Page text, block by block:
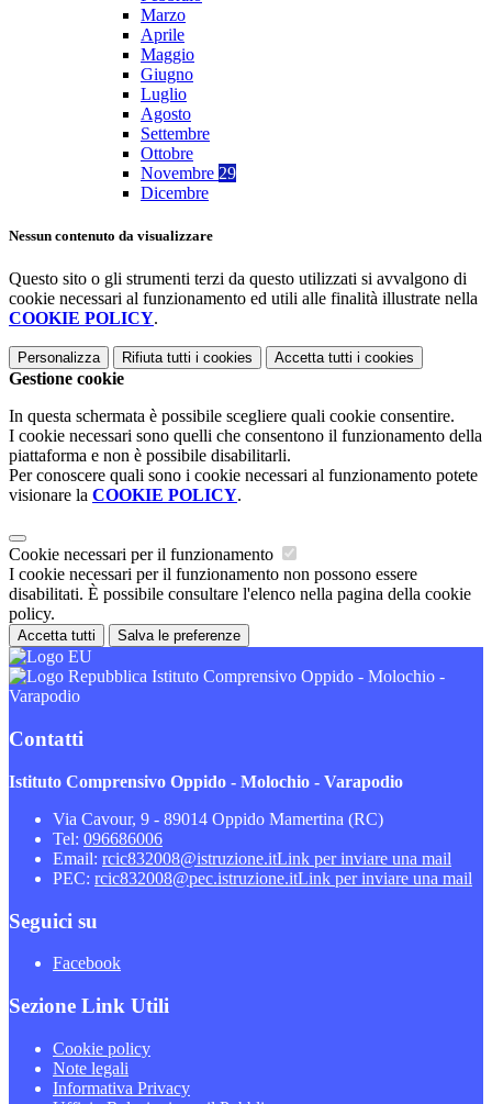
Marzo
Aprile
Maggio
Giugno
Luglio
Agosto
Settembre
Ottobre
Novembre 29
Dicembre
Nessun contenuto da visualizzare
Questo sito o gli strumenti terzi da questo utilizzati si avvalgono di
cookie necessari al funzionamento ed utili alle finalità illustrate nella
COOKIE POLICY.
Personalizza Rifiuta tutti i cookies Accetta tutti i cookies
Gestione cookie
In questa schermata è possibile scegliere quali cookie consentire.
I cookie necessari sono quelli che consentono il funzionamento della
piattaforma e non è possibile disabilitarli.
Per conoscere quali sono i cookie necessari al funzionamento potete
visionare la COOKIE POLICY.
Cookie necessari per il funzionamento
I cookie necessari per il funzionamento non possono essere
disabilitati. È possibile consultare l'elenco nella pagina della cookie
policy.
Accetta tutti Salva le preferenze
Istituto Comprensivo Oppido - Molochio -
Varapodio
Contatti
Istituto Comprensivo Oppido - Molochio - Varapodio
Via Cavour, 9 - 89014 Oppido Mamertina (RC)
Tel: 096686006
Email: rcic832008@istruzione.itLink per inviare una mail
PEC: rcic832008@pec.istruzione.itLink per inviare una mail
Seguici su
Facebook
Sezione Link Utili
Cookie policy
Note legali
Informativa Privacy